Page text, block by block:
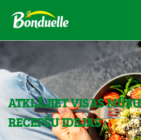
ATKLĀJIET VISAS MŪSU
RECEPŠU IDEJAS